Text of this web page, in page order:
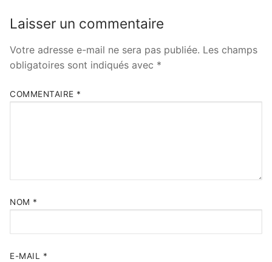
Laisser un commentaire
Votre adresse e-mail ne sera pas publiée. Les champs
obligatoires sont indiqués avec *
COMMENTAIRE *
NOM *
E-MAIL *